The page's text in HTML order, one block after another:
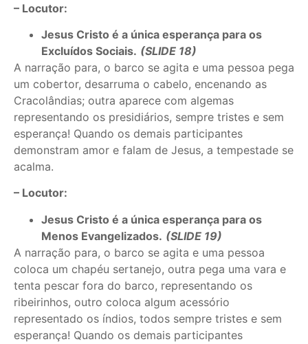
– Locutor:
Jesus Cristo é a única esperança para os
Excluídos Sociais. (SLIDE 18)
A narração para, o barco se agita e uma pessoa pega
um cobertor, desarruma o cabelo, encenando as
Cracolândias; outra aparece com algemas
representando os presidiários, sempre tristes e sem
esperança! Quando os demais participantes
demonstram amor e falam de Jesus, a tempestade se
acalma.
– Locutor:
Jesus Cristo é a única esperança para os
Menos Evangelizados. (SLIDE 19)
A narração para, o barco se agita e uma pessoa
coloca um chapéu sertanejo, outra pega uma vara e
tenta pescar fora do barco, representando os
ribeirinhos, outro coloca algum acessório
representado os índios, todos sempre tristes e sem
esperança! Quando os demais participantes